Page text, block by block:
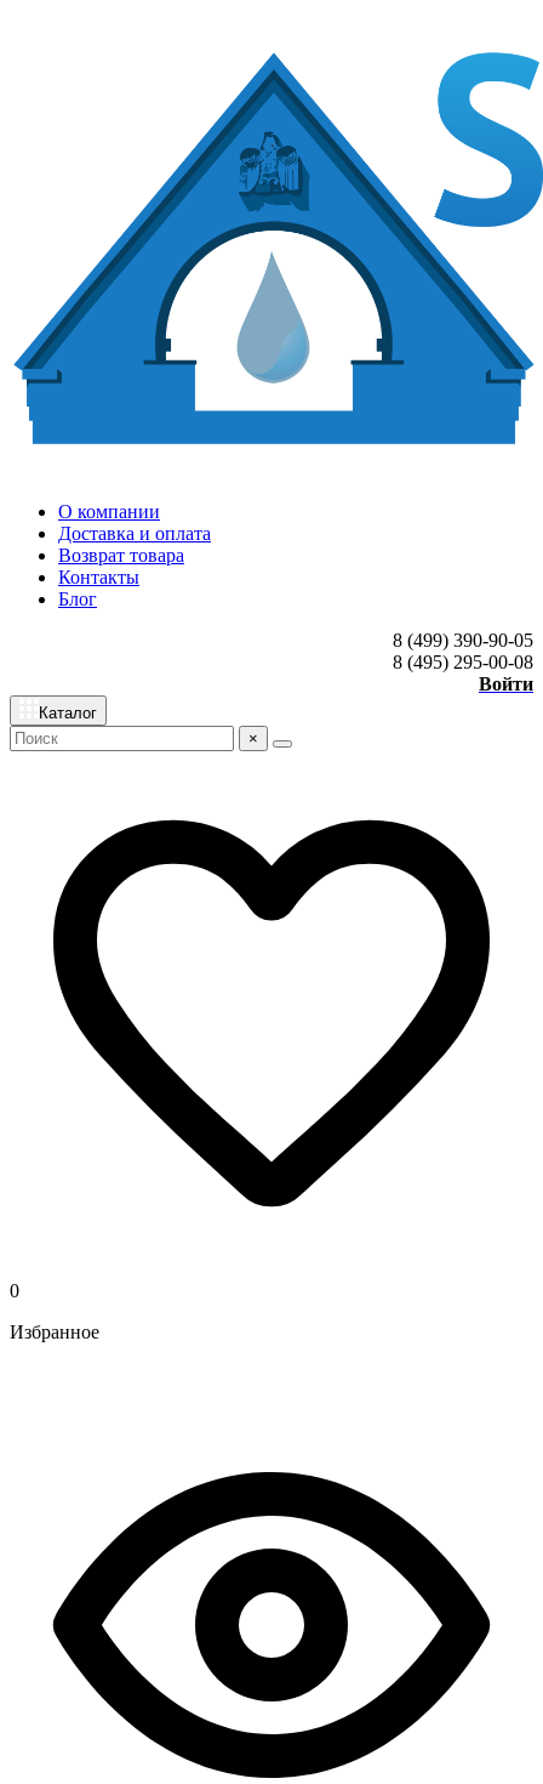
О компании
Доставка и оплата
Возврат товара
Контакты
Блог
8 (499) 390-90-05
8 (495) 295-00-08
Войти
Каталог
×
0
Избранное